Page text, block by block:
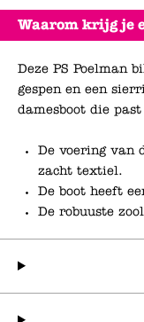
Waarom krijg je
Deze PS Poelman
gespen en een
damesboot die
De voering van
zacht textiel.
De boot heeft
De robuuste